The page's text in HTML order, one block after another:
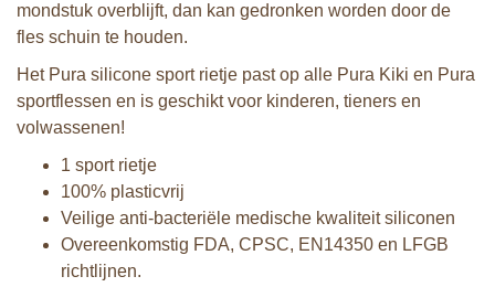
mondstuk overblijft, dan kan gedronken worden door de
fles schuin te houden.
Het Pura silicone sport rietje past op alle Pura Kiki en Pura
sportflessen en is geschikt voor kinderen, tieners en
volwassenen!
1 sport rietje
100% plasticvrij
Veilige anti-bacteriële medische kwaliteit siliconen
Overeenkomstig FDA, CPSC, EN14350 en LFGB
richtlijnen.